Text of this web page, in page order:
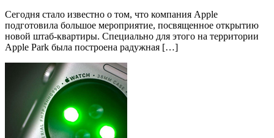
Сегодня стало известно о том, что компания Apple
подготовила большое мероприятие, посвященное открытию
новой штаб-квартиры. Специально для этого на территории
Apple Park была построена радужная […]